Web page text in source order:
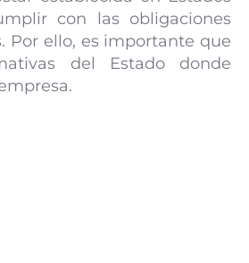
con las obligaciones
Por ello, es importante que
del Estado donde